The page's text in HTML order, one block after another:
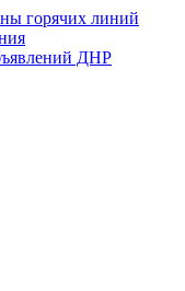
горячих линий